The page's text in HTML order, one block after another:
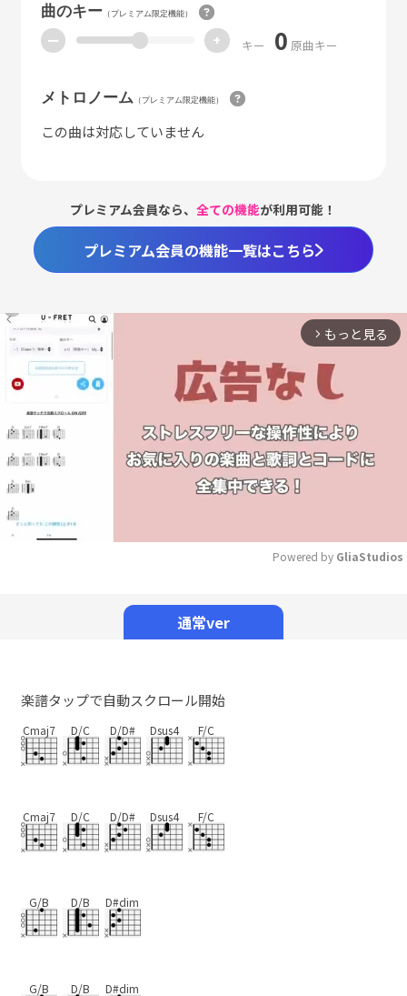
曲のキー（プレミアム限定機能）
ー + キー 0 原曲キー
メトロノーム （プレミアム限定機能）
この曲は対応していません
プレミアム会員なら、全ての機能が利用可能！
プレミアム会員の機能一覧はこちら
arrow_forward_ios もっと見る
Powered by GliaStudios
通常ver
楽譜タップで自動スクロール開始
Cmaj7 D/C D/D# Dsus4 F/C
Cmaj7 D/C D/D# Dsus4 F/C
G/B D/B D#dim
G/B D/B D#dim